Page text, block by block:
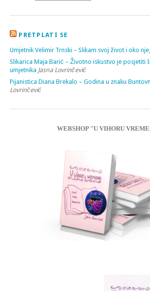
PRETPLATI SE
Umjetnik Velimir Trnski – Slikam svoj život i oko
Slikarica Maja Barić – Životno iskustvo je posjetiti
umjetnika Jasna Lovrinčević
Pijanistica Diana Brekalo – Godina u znaku
Lovrinčević
WEBSHOP "U VIHORU